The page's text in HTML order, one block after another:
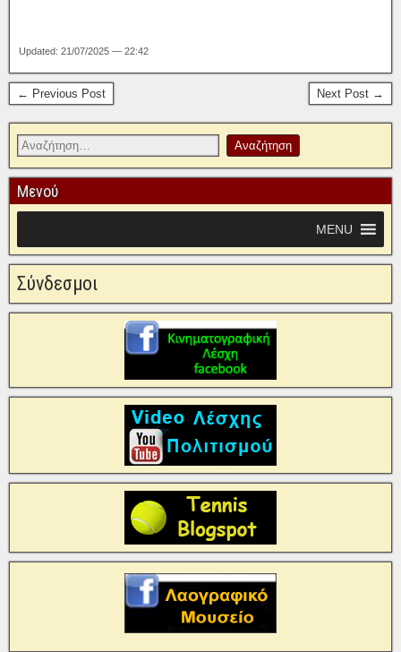
Updated: 21/07/2025 — 22:42
← Previous Post Next Post →
Μενού
MENU
Σύνδεσμοι